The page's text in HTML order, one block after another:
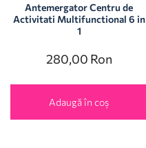
Antemergator Centru de
Activitati Multifunctional 6 in
1
280,00 Ron
Adaugă în coș